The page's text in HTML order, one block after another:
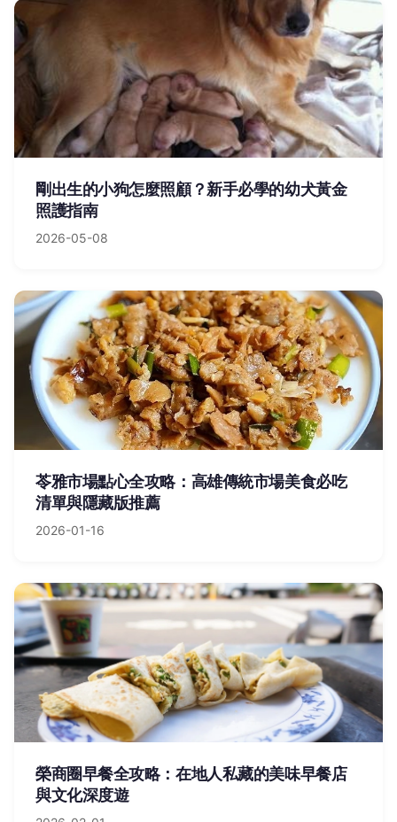
剛出生的小狗怎麼照顧？新手必學的幼犬黃金
照護指南
2026-05-08
苓雅市場點心全攻略：高雄傳統市場美食必吃
清單與隱藏版推薦
2026-01-16
榮商圈早餐全攻略：在地人私藏的美味早餐店
與文化深度遊